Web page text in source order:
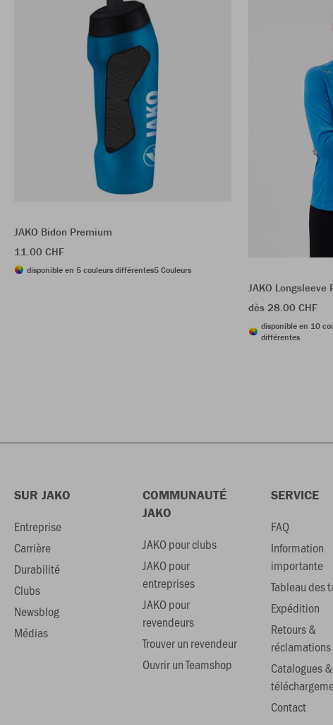
JAKO Bidon Premium
11.00 CHF
disponible en 5 couleurs différentes5 Couleurs
JAKO Longsleeve
dès 28.00 CHF
disponible en 10
différentes
SUR JAKO
Entreprise
Carrière
Durabilité
Clubs
Newsblog
Médias
COMMUNAUTÉ
JAKO
JAKO pour clubs
JAKO pour
entreprises
JAKO pour
revendeurs
Trouver un revendeur
Ouvrir un Teamshop
SERVICE
FAQ
Information
importante
Tableau des
Expédition
Retours &
réclamations
Catalogues &
Contact